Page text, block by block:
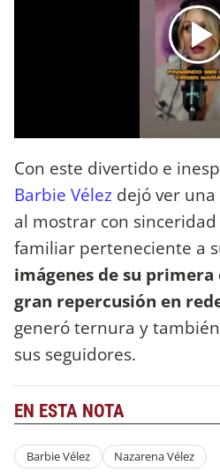
Con este divertido e
Barbie Vélez dejó ver
al mostrar con
familiar perteneciente a
imágenes de su
gran repercusión en
generó ternura y
sus seguidores.
EN ESTA NOTA
Barbie Vélez Nazarena Vélez